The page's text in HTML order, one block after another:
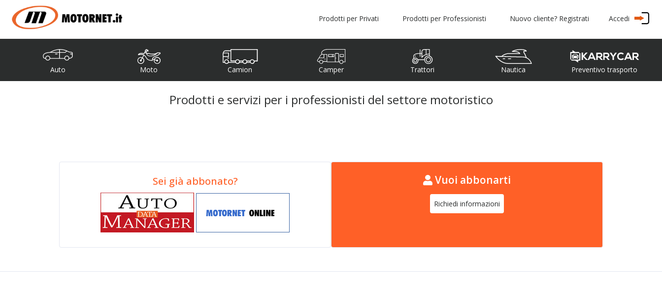
Prodotti per Privati Prodotti per Professionisti Nuovo cliente? Registrati Accedi
Auto Moto Camion Camper Trattori Nautica Preventivo trasporto
Prodotti e servizi per i professionisti del settore motoristico
Sei già abbonato? Vuoi abbonarti
Richiedi informazioni